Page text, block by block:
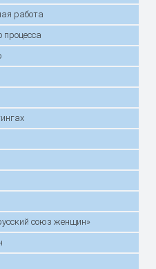
работа
процесса
союз женщин»